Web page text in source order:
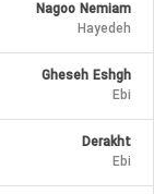
Nagoo Nemiam
Hayedeh
Gheseh Eshgh
Ebi
Derakht
Ebi